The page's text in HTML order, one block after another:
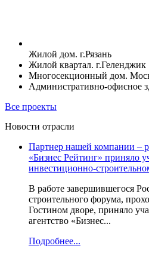
Жилой дом. г.Рязань
Жилой квартал. г.Геленджик
Многосекционный дом.
Административно-офисное
Все проекты
Новости отрасли
Партнер нашей компании –
«Бизнес Рейтинг» приняло
инвестиционно-
В работе завершившегося
строительного форума,
Гостином дворе, приняло
агентство «Бизнес...
Подробнее...